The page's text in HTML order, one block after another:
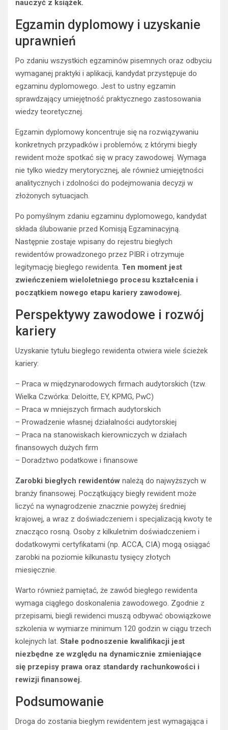
nauczyć z książek.
Egzamin dyplomowy i uzyskanie
uprawnień
Po zdaniu wszystkich egzaminów pisemnych oraz odbyciu
wymaganej praktyki i aplikacji, kandydat przystępuje do
egzaminu dyplomowego. Jest to ustny egzamin
sprawdzający umiejętność praktycznego zastosowania
wiedzy teoretycznej.
Egzamin dyplomowy koncentruje się na rozwiązywaniu
konkretnych przypadków i problemów, z którymi biegły
rewident może spotkać się w pracy zawodowej. Wymaga
nie tylko wiedzy merytorycznej, ale również umiejętności
analitycznych i zdolności do podejmowania decyzji w
złożonych sytuacjach.
Po pomyślnym zdaniu egzaminu dyplomowego, kandydat
składa ślubowanie przed Komisją Egzaminacyjną.
Następnie zostaje wpisany do rejestru biegłych
rewidentów prowadzonego przez PIBR i otrzymuje
legitymację biegłego rewidenta. Ten moment jest
zwieńczeniem wieloletniego procesu kształcenia i
początkiem nowego etapu kariery zawodowej.
Perspektywy zawodowe i rozwój
kariery
Uzyskanie tytułu biegłego rewidenta otwiera wiele ścieżek
kariery:
– Praca w międzynarodowych firmach audytorskich (tzw.
Wielka Czwórka: Deloitte, EY, KPMG, PwC)
– Praca w mniejszych firmach audytorskich
– Prowadzenie własnej działalności audytorskiej
– Praca na stanowiskach kierowniczych w działach
finansowych dużych firm
– Doradztwo podatkowe i finansowe
Zarobki biegłych rewidentów należą do najwyższych w
branży finansowej. Początkujący biegły rewident może
liczyć na wynagrodzenie znacznie powyżej średniej
krajowej, a wraz z doświadczeniem i specjalizacją kwoty te
znacząco rosną. Osoby z kilkuletnim doświadczeniem i
dodatkowymi certyfikatami (np. ACCA, CIA) mogą osiągać
zarobki na poziomie kilkunastu tysięcy złotych
miesięcznie.
Warto również pamiętać, że zawód biegłego rewidenta
wymaga ciągłego doskonalenia zawodowego. Zgodnie z
przepisami, biegli rewidenci muszą odbywać obowiązkowe
szkolenia w wymiarze minimum 120 godzin w ciągu trzech
kolejnych lat. Stałe podnoszenie kwalifikacji jest
niezbędne ze względu na dynamicznie zmieniające
się przepisy prawa oraz standardy rachunkowości i
rewizji finansowej.
Podsumowanie
Droga do zostania biegłym rewidentem jest wymagająca i